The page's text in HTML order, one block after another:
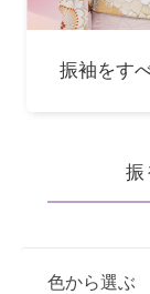
振袖をす
振
色から選ぶ